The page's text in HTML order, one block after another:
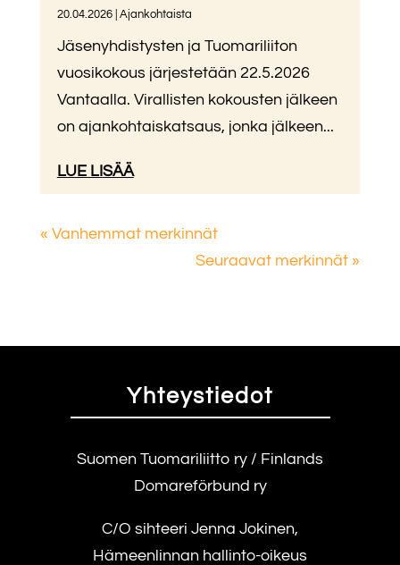
20.04.2026| Ajankohtaista
Jäsenyhdistysten ja Tuomariliiton
vuosikokous järjestetään 22.5.2026
Vantaalla. Virallisten kokousten jälkeen
on ajankohtaiskatsaus, jonka jälkeen...
LUE LISÄÄ
« Vanhemmat merkinnät
Seuraavat merkinnät »
Yhteystiedot
Suomen Tuomariliitto ry / Finlands
Domareförbund ry
C/O sihteeri Jenna Jokinen,
Hämeenlinnan hallinto-oikeus